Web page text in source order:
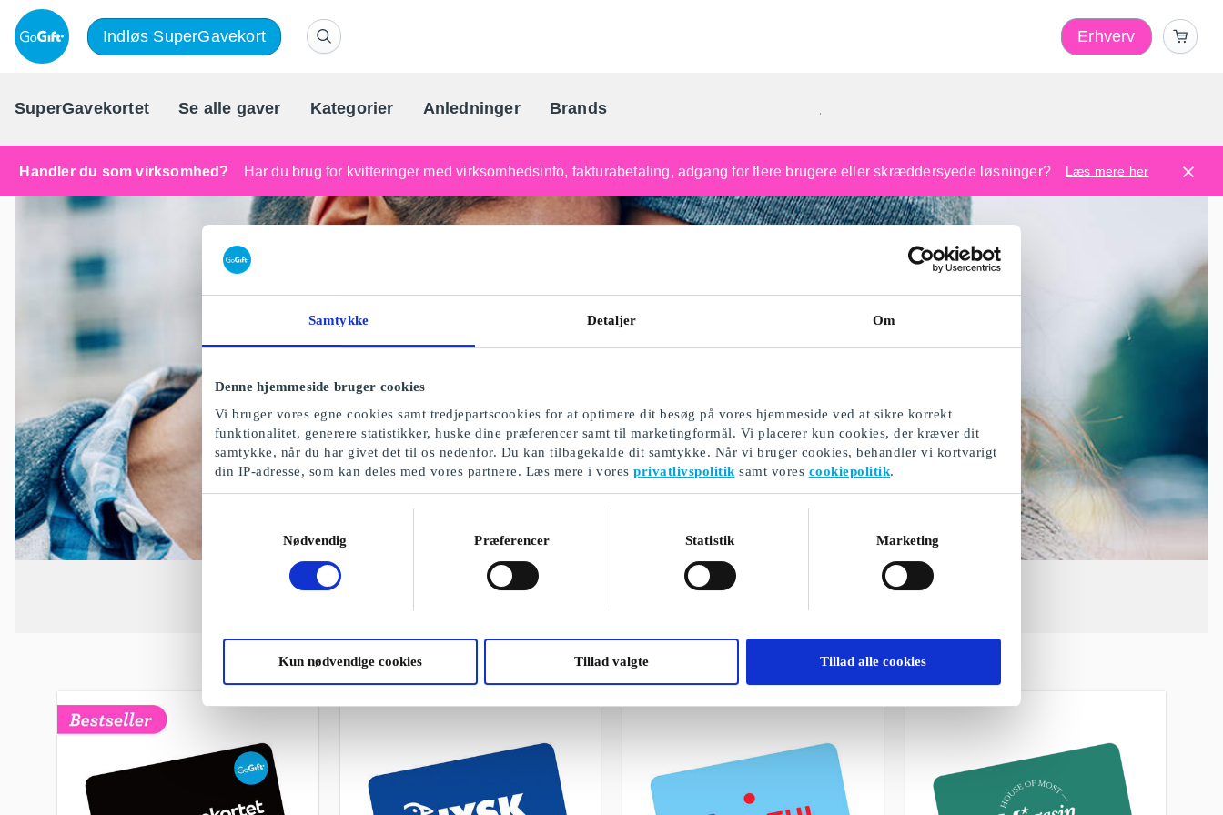
Samtykke Detaljer Om
Denne hjemmeside bruger cookies
Vi bruger vores egne cookies samt tredjepartscookies for at optimere dit besøg på vores hjemmeside ved at sikre korrekt
funktionalitet, generere statistikker, huske dine præferencer samt til marketingformål. Vi placerer kun cookies, der kræver dit
samtykke, når du har givet det til os nedenfor. Du kan tilbagekalde dit samtykke. Når vi bruger cookies, behandler vi kortvarigt
din IP-adresse, som kan deles med vores partnere. Læs mere i voresprivatlivspolitik samt vores cookiepolitik.
Nødvendig
Præferencer Statistik Marketing
Kun nødvendige cookies Tillad valgte Tillad alle cookies
Indløs SuperGavekort Erhverv
SuperGavekortet Se alle gaver Kategorier Anledninger Brands Danmarks gaveportal nr. 1
Handler du som virksomhed? Har du brug for kvitteringer med virksomhedsinfo, fakturabetaling, adgang for flere brugere eller skræddersyede løsninger? Læs mere her
Oplevelsesgaver til par
Et udvalg af vores gaver